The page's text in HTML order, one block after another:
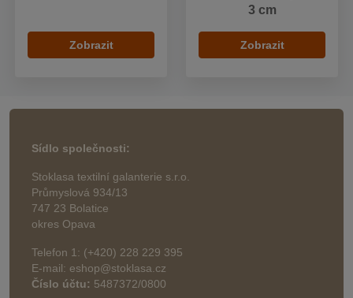
Zobrazit
3 cm
Zobrazit
Sídlo společnosti:
Stoklasa textilní galanterie s.r.o.
Průmyslová 934/13
747 23 Bolatice
okres Opava
Telefon 1: (+420) 228 229 395
E-mail: eshop@stoklasa.cz
Číslo účtu: 5487372/0800